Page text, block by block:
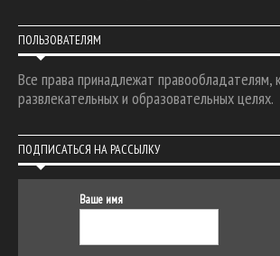
ПОЛЬЗОВАТЕЛЯМ
Все права принадлежат правообладателям,
развлекательных и образовательных целях.
ПОДПИСАТЬСЯ НА РАССЫЛКУ
Ваше имя